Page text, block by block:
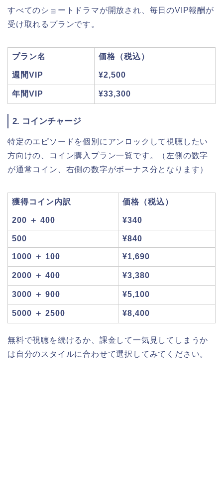
すべてのショートドラマが開放され、毎日のVIP報酬が
受け取れるプランです。
プラン名 価格（税込）
週間VIP ¥2,500
年間VIP ¥33,300
2. コインチャージ
特定のエピソードを個別にアンロックして視聴したい
方向けの、コイン購入プラン一覧です。（左側の数字
が通常コイン、右側の数字がボーナス分となります）
獲得コイン内訳 価格（税込）
200 ＋ 400 ¥340
500 ¥840
1000 ＋ 100 ¥1,690
2000 ＋ 400 ¥3,380
3000 ＋ 900 ¥5,100
5000 ＋ 2500 ¥8,400
無料で視聴を続けるか、課金して一気見してしまうか
は自分のスタイルに合わせて選択してみてください。